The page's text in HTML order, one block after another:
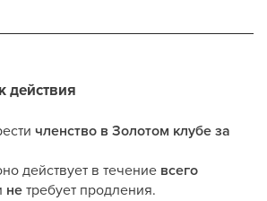
действия
членство в Золотом клубе за
действует в течение всего
нетребует продления.